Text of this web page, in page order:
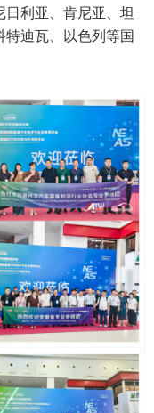
利亚、肯尼亚、坦
迪瓦、以色列等国